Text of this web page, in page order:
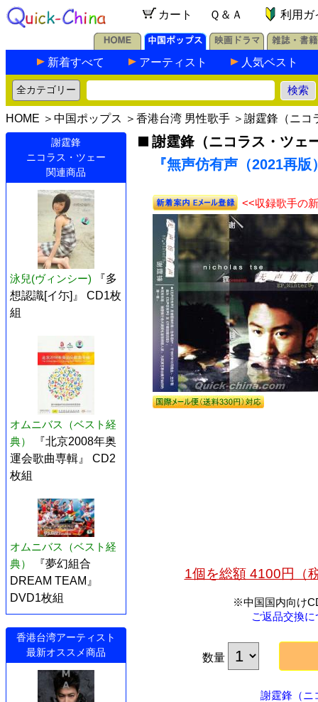
カート Ｑ＆Ａ 利用ガ
新着すべて アーティスト 人気ベスト
HOME ＞ 中国ポップス ＞ 香港台湾 男性歌手 ＞ 謝霆鋒（ニコ
謝霆鋒
ニコラス・ツェー
関連商品
泳兒(ヴィンシー)
『多
想認識[イ尓]』 CD1枚
組
オムニバス（ベスト経
典）
『北京2008年奥
運会歌曲専輯』 CD2
枚組
オムニバス（ベスト経
典）
『夢幻組合
DREAM TEAM』
DVD1枚組
香港台湾アーティスト
最新オススメ商品
謝霆鋒（ニコラス・ツェ
『無声仿有声（2021再
<<収録歌手の
1個を総額 4100円（
※中国国内向け
ご返品交換
数量
謝霆鋒（ニ